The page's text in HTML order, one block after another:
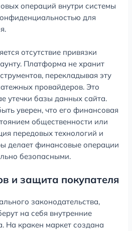
операций внутри системы
для
отсутствие привязки
Платформа не хранит
перекладывая эту
провайдеров. Это
утечки базы данных сайта.
уверен, что его финансовая
общественности или
передовых технологий и
делает финансовые операции
безопасными.
и защита покупателя
законодательства,
на себя внутренние
На кракен маркет создана